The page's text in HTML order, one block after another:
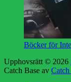
Böcker för
Upphovsrätt © 2026
Catch Base av Catch